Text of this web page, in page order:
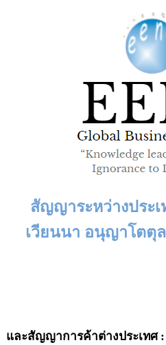
สัญญาระหว่างประ
เวียนนา อนุญาโตตุ
และสัญญาการค้าต่างประเทศ